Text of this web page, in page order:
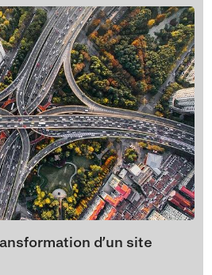
d’un site